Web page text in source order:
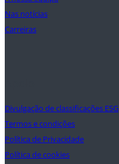
Nas notícias
Carreiras
Divulgação de classificações ESG
Termos e condições
Política de Privacidade
Política de cookies